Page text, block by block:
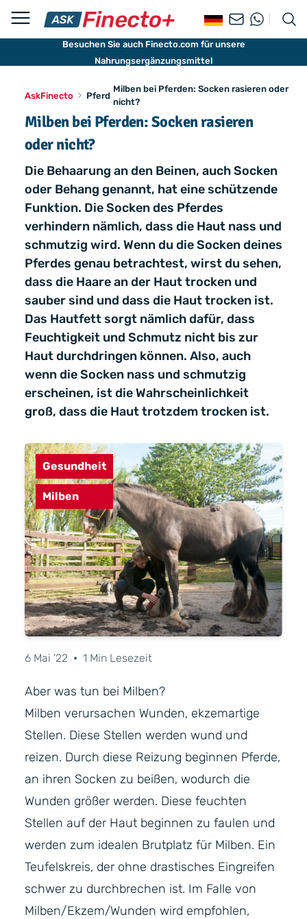
Besuchen Sie auch Finecto.com für unsere
Nahrungsergänzungsmittel
AskFinecto Pferd
Milben bei Pferden: Socken rasieren oder
nicht?
Milben bei Pferden: Socken rasieren
oder nicht?
Die Behaarung an den Beinen, auch Socken
oder Behang genannt, hat eine schützende
Funktion. Die Socken des Pferdes
verhindern nämlich, dass die Haut nass und
schmutzig wird. Wenn du die Socken deines
Pferdes genau betrachtest, wirst du sehen,
dass die Haare an der Haut trocken und
sauber sind und dass die Haut trocken ist.
Das Hautfett sorgt nämlich dafür, dass
Feuchtigkeit und Schmutz nicht bis zur
Haut durchdringen können. Also, auch
wenn die Socken nass und schmutzig
erscheinen, ist die Wahrscheinlichkeit
groß, dass die Haut trotzdem trocken ist.
Gesundheit
Milben
6 Mai '22 • 1 Min Lesezeit
Aber was tun bei Milben?
Milben verursachen Wunden, ekzemartige
Stellen. Diese Stellen werden wund und
reizen. Durch diese Reizung beginnen Pferde,
an ihren Socken zu beißen, wodurch die
Wunden größer werden. Diese feuchten
Stellen auf der Haut beginnen zu faulen und
werden zum idealen Brutplatz für Milben. Ein
Teufelskreis, der ohne drastisches Eingreifen
schwer zu durchbrechen ist. Im Falle von
Milben/Ekzem/Wunden wird empfohlen,